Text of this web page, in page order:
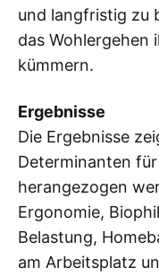
und langfristig zu
das Wohlergehen
kümmern.
Ergebnisse
Die Ergebnisse
Determinanten
herangezogen
Ergonomie,
Belastung,
am Arbeitsplatz